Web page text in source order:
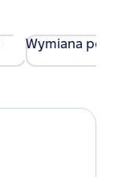
Wymiana